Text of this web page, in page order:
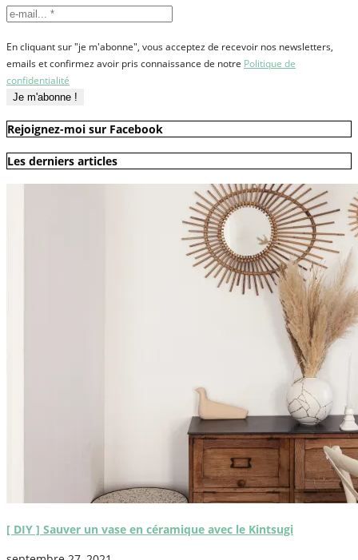
En cliquant sur "je m'abonne", vous acceptez de recevoir nos newsletters,
emails et confirmez avoir pris connaissance de notre Politique de
confidentialité
Rejoignez-moi sur Facebook
Les derniers articles
[ DIY ] Sauver un vase en céramique avec le Kintsugi